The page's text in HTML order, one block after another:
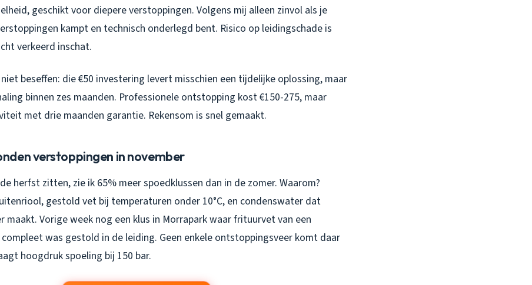
geschikt voor diepere verstoppingen. Volgens mij alleen zinvol als je
kampt en technisch onderlegd bent. Risico op leidingschade is
verkeerd inschat.
beseffen: die €50 investering levert misschien een tijdelijke oplossing, maar
binnen zes maanden. Professionele ontstopping kost €150-275, maar
met drie maanden garantie. Rekensom is snel gemaakt.
verstoppingen in november
herfst zitten, zie ik 65% meer spoedklussen dan in de zomer. Waarom?
gestold vet bij temperaturen onder 10°C, en condenswater dat
maakt. Vorige week nog een klus in Morrapark waar frituurvet van een
was gestold in de leiding. Geen enkele ontstoppingsveer komt daar
hoogdruk spoeling bij 150 bar.